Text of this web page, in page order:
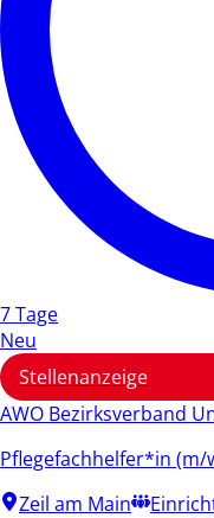
7 Tage
Neu
Stellenanzeige
AWO Bezirksverband
Pflegefachhelfer*in (m/
Zeil am Main